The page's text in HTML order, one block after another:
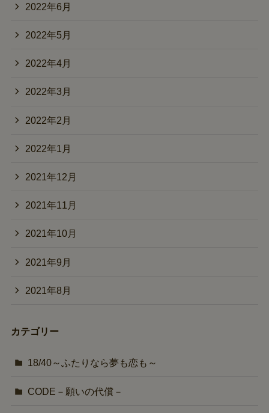
2022年6月
2022年5月
2022年4月
2022年3月
2022年2月
2022年1月
2021年12月
2021年11月
2021年10月
2021年9月
2021年8月
カテゴリー
18/40～ふたりなら夢も恋も～
CODE－願いの代償－